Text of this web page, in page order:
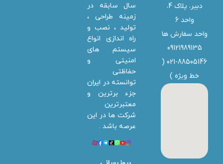
دبیر، پلاک 4،
واحد 6
واحد سفارش ها
09121989135
021-88505146 (
خط ویژه )
سال سابقه در
زمینه طراحی ،
تولید ، نصب و
راه اندازی انواع
سیستم های
امنیتی و
حفاظتی
توانسته در ایران
جزء برترین و
معتبرترین
شرکت ها در این
عرصه باشد .